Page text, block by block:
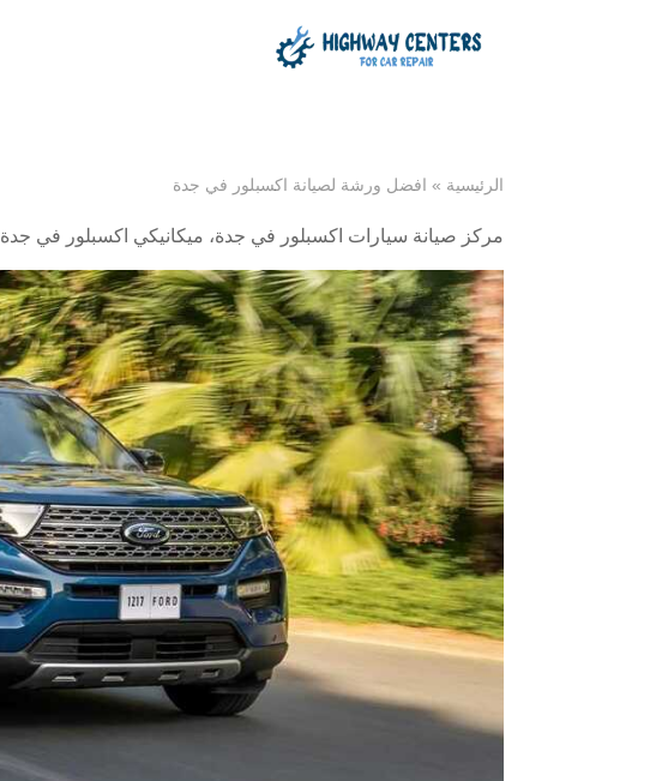
الرئيسية » افضل ورشة لصيانة اكسبلور في جدة
مركز صيانة سيارات اكسبلور في جدة، ميكانيكي اكسبلور في جدة